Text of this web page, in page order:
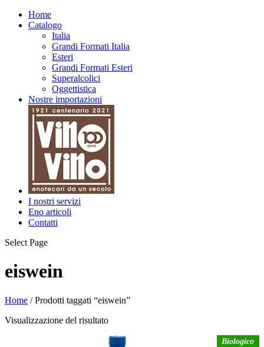
Home
Catalogo
Italia
Grandi Formati Italia
Esteri
Grandi Formati Esteri
Superalcolici
Oggettistica
Nostre importazioni
I nostri servizi
Eno articoli
Contatti
Select Page
eiswein
Home / Prodotti taggati “eiswein”
Visualizzazione del risultato
Biologico